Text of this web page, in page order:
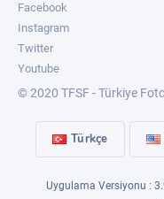
Facebook
Instagram
Twitter
Youtube
© 2020 TFSF - Türkiye
Türkçe
Uygulama Versiyonu :